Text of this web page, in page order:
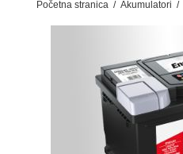
Početna stranica / Akumulatori /